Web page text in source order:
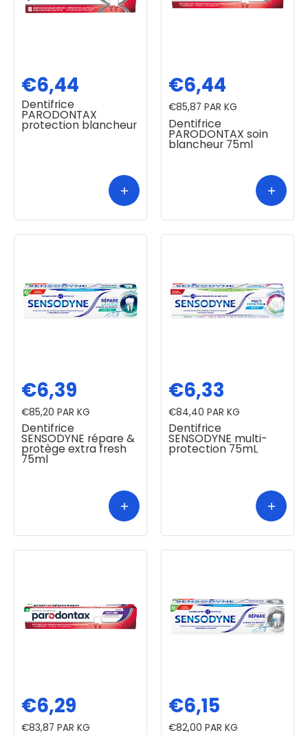
Dentifrice
PARODONTAX
protection blancheur
€6,44
Dentifrice
PARODONTAX soin
blancheur 75ml
€6,44
€85,87 PAR KG
Dentifrice
SENSODYNE répare &
protège extra fresh
75ml
€6,39
€85,20 PAR KG
Dentifrice
SENSODYNE multi-
protection 75mL
€6,33
€84,40 PAR KG
€6,29
€83,87 PAR KG
€6,15
€82,00 PAR KG